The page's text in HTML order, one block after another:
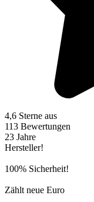
4,6 Sterne aus
113 Bewertungen
23 Jahre
Hersteller!
100% Sicherheit!
Zählt neue Euro